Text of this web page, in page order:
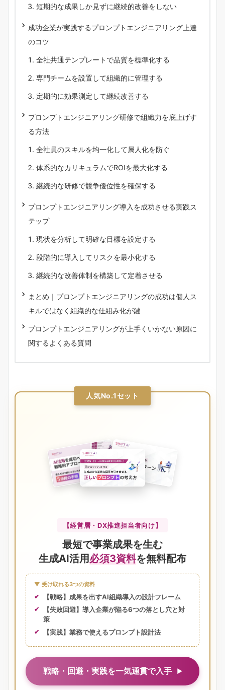
短期的な成果しか見ずに継続的改善をしない
成功企業が実践するプロンプトエンジニアリング上達
のコツ
全社共通テンプレートで品質を標準化する
専門チームを設置して組織的に管理する
定期的に効果測定して継続改善する
プロンプトエンジニアリング研修で組織力を底上げす
る方法
全社員のスキルを均一化して属人化を防ぐ
体系的なカリキュラムでROIを最大化する
継続的な研修で競争優位性を確保する
プロンプトエンジニアリング導入を成功させる実践ス
テップ
現状を分析して明確な目標を設定する
段階的に導入してリスクを最小化する
継続的な改善体制を構築して定着させる
まとめ｜プロンプトエンジニアリングの成功は個人ス
キルではなく組織的な仕組み化が鍵
プロンプトエンジニアリングが上手くいかない原因に
関するよくある質問
人気No.1セット
【経営層・DX推進担当者向け】
最短で事業成果を生む
生成AI活用必須3資料を無料配布
▼ 受け取れる3つの資料
【戦略】成果を出すAI組織導入の設計フレーム
【失敗回避】導入企業が陥る6つの落とし穴と対
策
【実践】業務で使えるプロンプト設計法
戦略・回避・実践を一気通貫で入手